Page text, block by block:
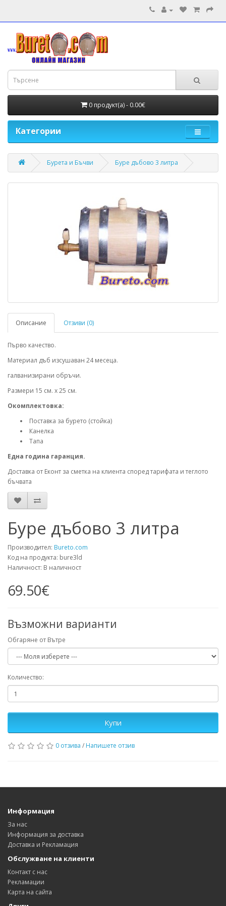
0 продукт(а) - 0.00€
Категории
Бурета и Бъчви Буре дъбово 3 литра
Описание Отзиви (0)
Първо качество.
Материал дъб изсушаван 24 месеца.
галванизирани обръчи.
Размери 15 см. х 25 см.
Окомплектовка:
Поставка за бурето (стойка)
Канелка
Тапа
Една година гаранция.
Доставка от Еконт за сметка на клиента според тарифата и теглото
бъчвата
Буре дъбово 3 литра
Производител: Bureto.com
Код на продукта: bure3ld
Наличност: В наличност
69.50€
Възможни варианти
Обгаряне от Вътре
Количество:
Купи
0 отзива / Напишете отзив
Информация
За нас
Информация за доставка
Доставка и Рекламация
Обслужване на клиенти
Контакт с нас
Рекламации
Карта на сайта